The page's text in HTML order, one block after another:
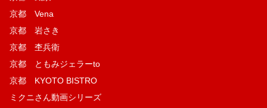
京都 Vena
京都 岩さき
京都 杢兵衛
京都 ともみジェラーto
京都 KYOTO BISTRO
ミクニさん動画シリーズ